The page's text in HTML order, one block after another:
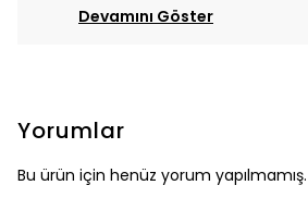
Devamını Göster
Yorumlar
Bu ürün için henüz yorum yapılmamış.